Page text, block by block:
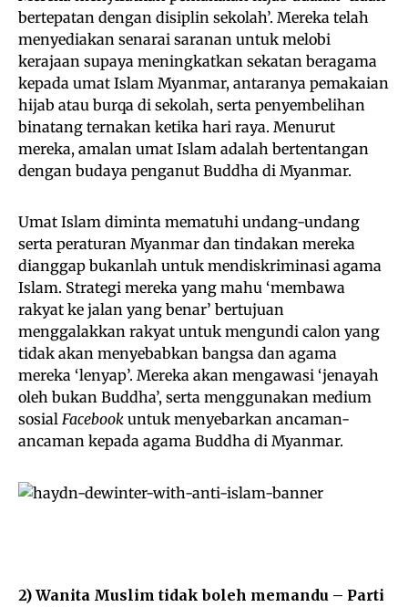
bertepatan dengan disiplin sekolah’. Mereka telah
menyediakan senarai saranan untuk melobi
kerajaan supaya meningkatkan sekatan beragama
kepada umat Islam Myanmar, antaranya pemakaian
hijab atau burqa di sekolah, serta penyembelihan
binatang ternakan ketika hari raya. Menurut
mereka, amalan umat Islam adalah bertentangan
dengan budaya penganut Buddha di Myanmar.
Umat Islam diminta mematuhi undang-undang
serta peraturan Myanmar dan tindakan mereka
dianggap bukanlah untuk mendiskriminasi agama
Islam. Strategi mereka yang mahu ‘membawa
rakyat ke jalan yang benar’ bertujuan
menggalakkan rakyat untuk mengundi calon yang
tidak akan menyebabkan bangsa dan agama
mereka ‘lenyap’. Mereka akan mengawasi ‘jenayah
oleh bukan Buddha’, serta menggunakan medium
sosial Facebook untuk menyebarkan ancaman-
ancaman kepada agama Buddha di Myanmar.
2) Wanita Muslim tidak boleh memandu – Parti